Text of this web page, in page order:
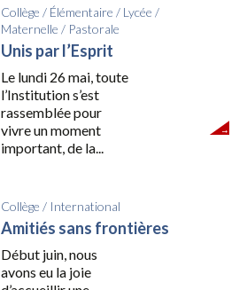
Collège / Élémentaire / Lycée /
Maternelle / Pastorale
Unis par l’Esprit
Le lundi 26 mai, toute
l’Institution s’est
rassemblée pour
vivre un moment
important, de la...
Collège / International
Amitiés sans frontières
Début juin, nous
avons eu la joie